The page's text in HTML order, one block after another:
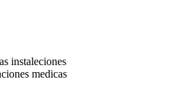
instaleciones
medicas